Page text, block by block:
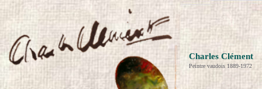
Aller
contenu
Charles Clément
Peintre vaudois 1889-1972